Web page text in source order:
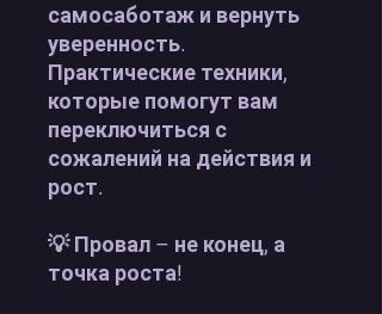
самосаботаж и вернуть
уверенность.
Практические техники,
которые помогут вам
переключиться с
сожалений на действия и
рост.
💡 Провал – не конец, а
точка роста!